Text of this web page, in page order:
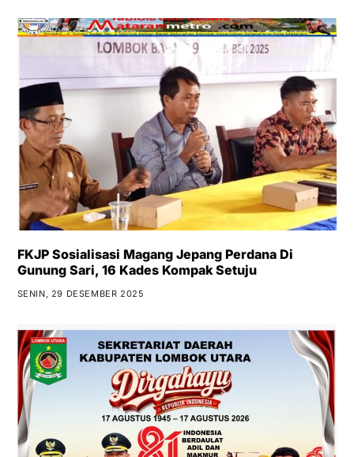
FKJP Sosialisasi Magang Jepang Perdana Di
Gunung Sari, 16 Kades Kompak Setuju
SENIN, 29 DESEMBER 2025